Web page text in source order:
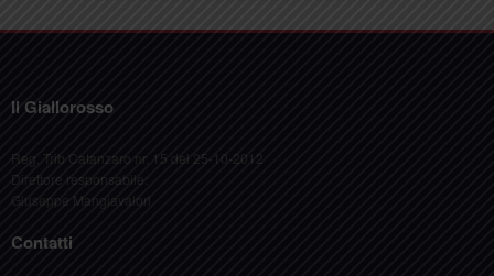
Il Giallorosso
Reg. Trib Catanzaro nr. 15 del 25-10-2012
Direttore responsabile:
Giuseppe Mangiavalori
Contatti